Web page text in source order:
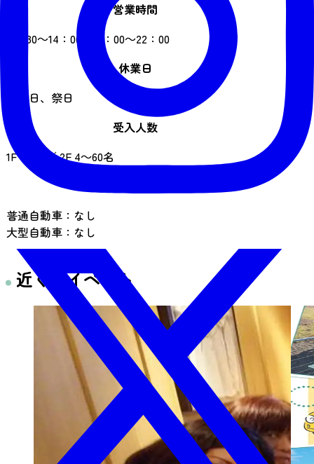
営業時間
11：30～14：00、17：00～22：00
休業日
日曜日、祭日
受入人数
1F 40名 ／ 2F 4～60名
普通自動車：なし
大型自動車：なし
近くのイベント